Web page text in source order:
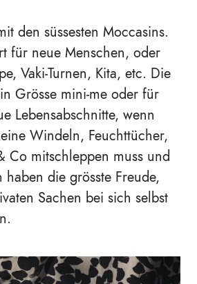
den süssesten Moccasins.
für neue Menschen, oder
Vaki-Turnen, Kita, etc. Die
Grösse mini-me oder für
Lebensabschnitte, wenn
Windeln, Feuchttücher,
mitschleppen muss und
haben die grösste Freude,
Sachen bei sich selbst